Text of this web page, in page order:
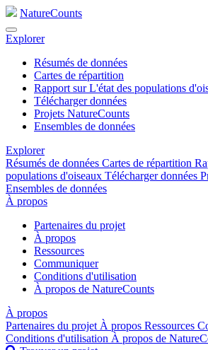
NatureCounts
Explorer
Résumés de données
Cartes de répartition
Rapport sur L'état des populations
Télécharger données
Projets NatureCounts
Ensembles de données
Explorer
Résumés de données Cartes de répartition
populations d'oiseaux Télécharger données
Ensembles de données
À propos
Partenaires du projet
À propos
Ressources
Communiquer
Conditions d'utilisation
À propos de NatureCounts
À propos
Partenaires du projet À propos Ressources
Conditions d'utilisation À propos de